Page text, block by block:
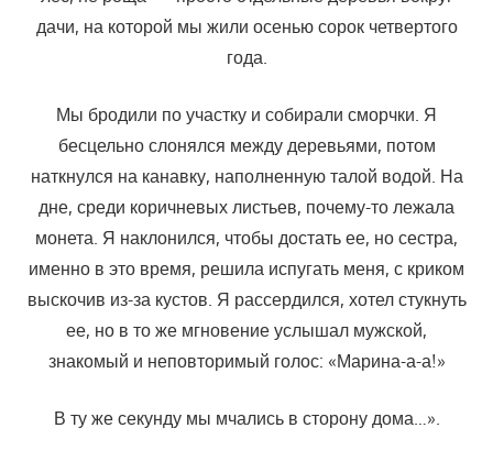
дачи, на которой мы жили осенью сорок четвертого
года.
Мы бродили по участку и собирали сморчки. Я
бесцельно слонялся между деревьями, потом
наткнулся на канавку, наполненную талой водой. На
дне, среди коричневых листьев, почему-то лежала
монета. Я наклонился, чтобы достать ее, но сестра,
именно в это время, решила испугать меня, с криком
выскочив из-за кустов. Я рассердился, хотел стукнуть
ее, но в то же мгновение услышал мужской,
знакомый и неповторимый голос: «Марина-а-а!»
В ту же секунду мы мчались в сторону дома…».